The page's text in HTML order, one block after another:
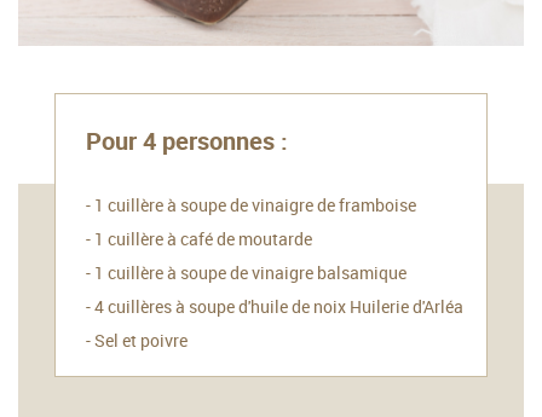
5 min
Pour 4 personnes :
- 1 cuillère à soupe de vinaigre de framboise
- 1 cuillère à café de moutarde
- 1 cuillère à soupe de vinaigre balsamique
- 4 cuillères à soupe d'huile de noix Huilerie d'Arléa
- Sel et poivre